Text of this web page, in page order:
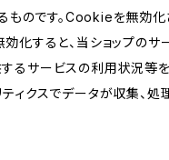
ものです。Cookieを無効
化すると、当ショップの
供するサービスの利用状
ィクスでデータが収集、